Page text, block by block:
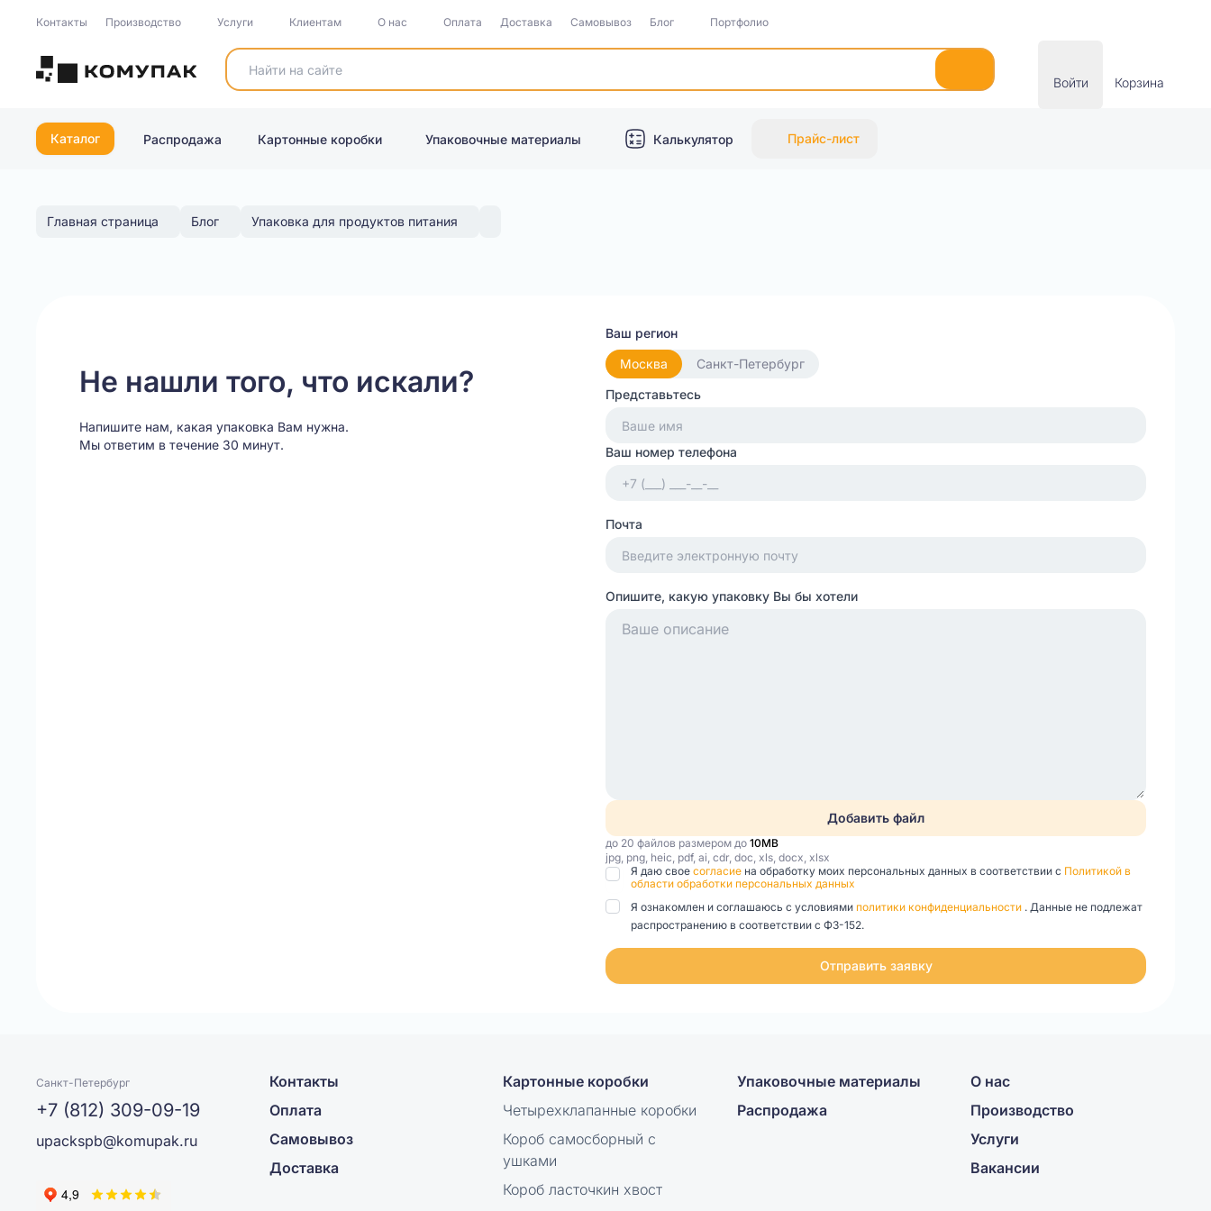
Контакты Производство Услуги Клиентам О нас Оплата Доставка Самовывоз Блог Портфолио
Войти Корзина
Каталог Распродажа Картонные коробки Упаковочные материалы Калькулятор Прайс-лист
Главная страница Блог Упаковка для продуктов питания
Не нашли того, что искали?
Напишите нам, какая упаковка Вам нужна.
Мы ответим в течение 30 минут.
Ваш регион
Москва
Санкт-Петербург
Представьтесь
Ваш номер телефона
Почта
Опишите, какую упаковку Вы бы хотели
Добавить файл
до 20 файлов размером до 10MB
jpg, png, heic, pdf, ai, cdr, doc, xls, docx, xlsx
Я даю свое согласие на обработку моих персональных данных в соответствии с Политикой в
области обработки персональных данных
Я ознакомлен и соглашаюсь с условиями политики конфиденциальности . Данные не подлежат
распространению в соответствии с ФЗ-152.
Отправить заявку
Санкт-Петербург
+7 (812) 309-09-19
upackspb@komupak.ru
Контакты
Оплата
Самовывоз
Доставка
Картонные коробки
Четырехклапанные коробки
Короб самосборный с
ушками
Короб ласточкин хвост
Упаковочные материалы
Распродажа
О нас
Производство
Услуги
Вакансии